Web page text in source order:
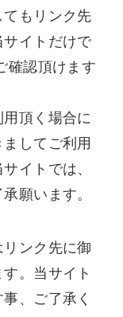
てもリンク先
イトだけで
確認頂けます
頂く場合に
してご利用
イトでは、
願います。
ンク先に御
。当サイト
、ご了承く